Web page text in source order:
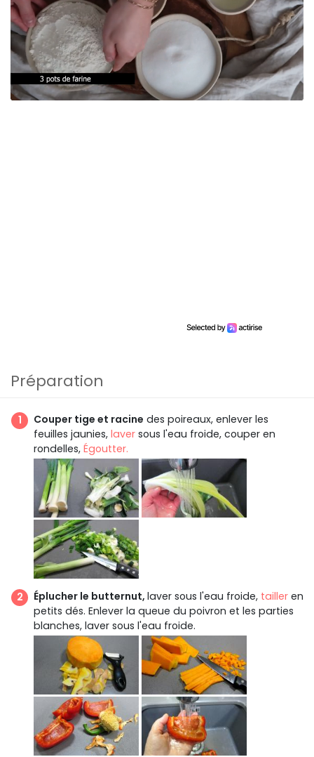
Préparation
Couper tige et racine des poireaux, enlever les
feuilles jaunies, laver sous l'eau froide, couper en
rondelles, Égoutter.
Éplucher le butternut, laver sous l'eau froide, tailler en
petits dés. Enlever la queue du poivron et les parties
blanches, laver sous l'eau froide.